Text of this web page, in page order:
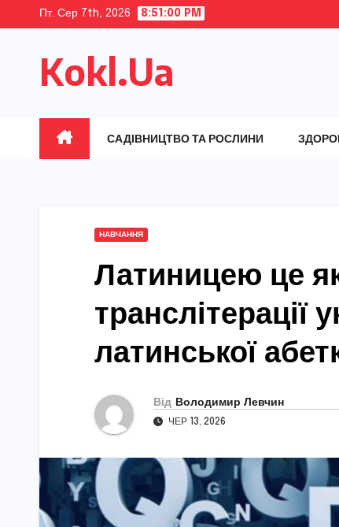
content
Пт. Сер 7th, 2026 8:51:01 PM
Kokl.Ua
САДІВНИЦТВО ТА РОСЛИНИ
НАВЧАННЯ
Латиницею це
транслітерації
латинської
Від Володимир Левчин
ЧЕР 13, 2026